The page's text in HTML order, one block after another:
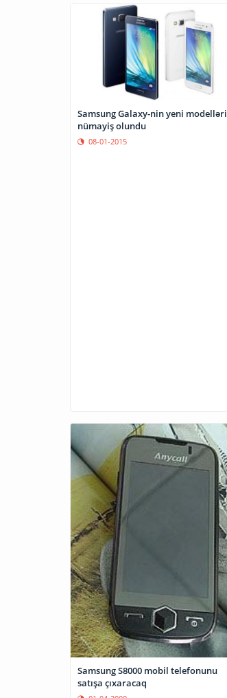
Samsung Galaxy-nin yeni modelləri
nümayiş olundu
08-01-2015
Samsung S8000 mobil telefonunu
satışa çıxaracaq